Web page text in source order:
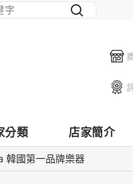
分類 店家簡介
韓國第一品牌樂器